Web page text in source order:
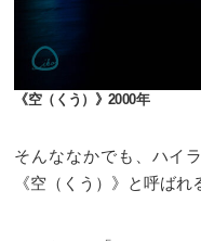
《空（くう）》2000年
そんななかでも、ハイ
《空（くう）》と呼ばれ